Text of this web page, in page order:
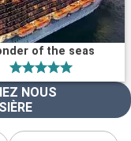
of the seas
NOUS